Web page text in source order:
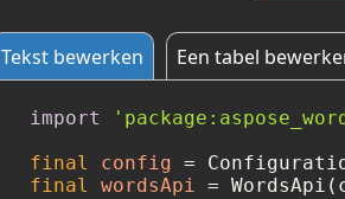
Tekst bewerken Een tabel
import
final
config =
final
wordsApi =